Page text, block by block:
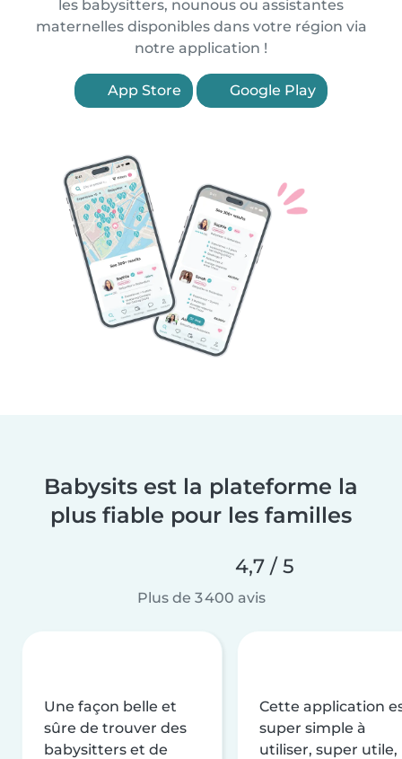
les babysitters, nounous ou assistantes
maternelles disponibles dans votre région via
notre application !
App Store Google Play
Babysits est la plateforme la
plus fiable pour les familles
4,7 / 5
Plus de 3 400 avis
Une façon belle et
sûre de trouver des
babysitters et de
Cette application
super simple à
utiliser, super utile,